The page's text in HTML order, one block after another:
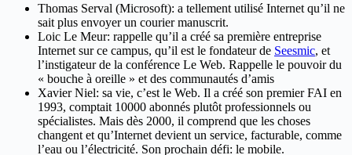
Thomas Serval (Microsoft): a tellement utilisé Internet qu’il ne
sait plus envoyer un courier manuscrit.
Loic Le Meur: rappelle qu’il a créé sa première entreprise
Internet sur ce campus, qu’il est le fondateur de Seesmic, et
l’instigateur de la conférence Le Web. Rappelle le pouvoir du
« bouche à oreille » et des communautés d’amis
Xavier Niel: sa vie, c’est le Web. Il a créé son premier FAI en
1993, comptait 10000 abonnés plutôt professionnels ou
spécialistes. Mais dès 2000, il comprend que les choses
changent et qu’Internet devient un service, facturable, comme
l’eau ou l’électricité. Son prochain défi: le mobile.